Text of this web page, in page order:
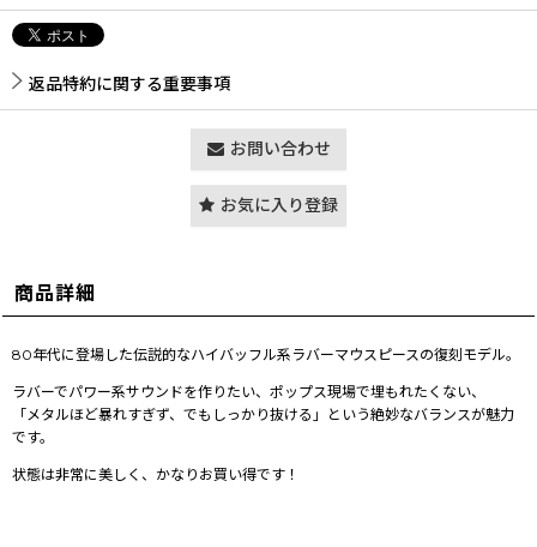
返品特約に関する重要事項
お問い合わせ
お気に入り登録
商品詳細
80年代に登場した伝説的なハイバッフル系ラバーマウスピースの復刻モデル。
ラバーでパワー系サウンドを作りたい、ポップス現場で埋もれたくない、
「メタルほど暴れすぎず、でもしっかり抜ける」という絶妙なバランスが魅力
です。
状態は非常に美しく、かなりお買い得です！